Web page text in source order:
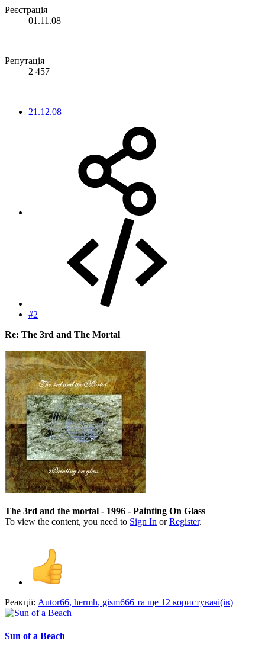
Реєстрація
01.11.08
Репутація
2 457
21.12.08
#2
Re: The 3rd and The Mortal
The 3rd and the mortal - 1996 - Painting On Glass
To view the content, you need to Sign In orRegister.
Реакції: Autor66, hermh, gism666 та ще 12 користувачі(ів)
Sun of a Beach